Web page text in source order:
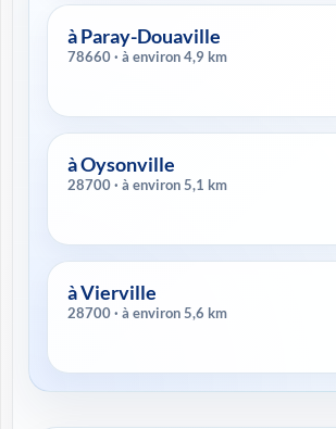
à Paray-Douaville
78660 · à environ 4,9 km
à Oysonville
28700 · à environ 5,1 km
à Vierville
28700 · à environ 5,6 km